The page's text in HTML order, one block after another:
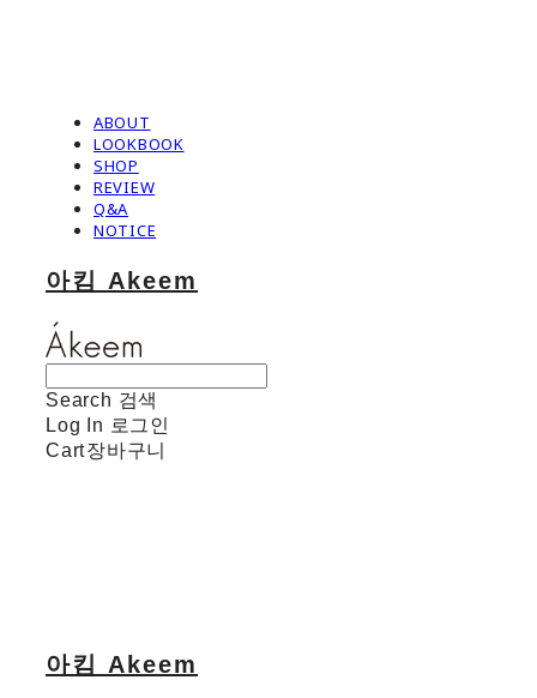
ABOUT
LOOKBOOK
SHOP
REVIEW
Q&A
NOTICE
아킴 Akeem
Search 검색
Log In 로그인
Cart장바구니
아킴 Akeem